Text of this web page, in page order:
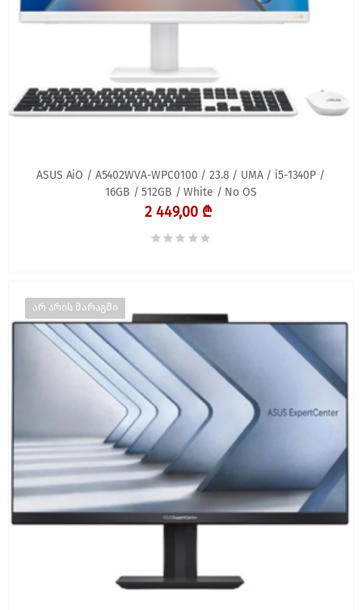
ASUS AiO / A5402WVA-WPC0100 / 23.8 / UMA / i5-1340P /
16GB / 512GB / White / No OS
2 449,00 ₾
არ არის მარაგში